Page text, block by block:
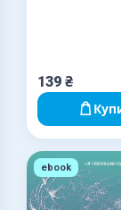
139 ₴
ebook